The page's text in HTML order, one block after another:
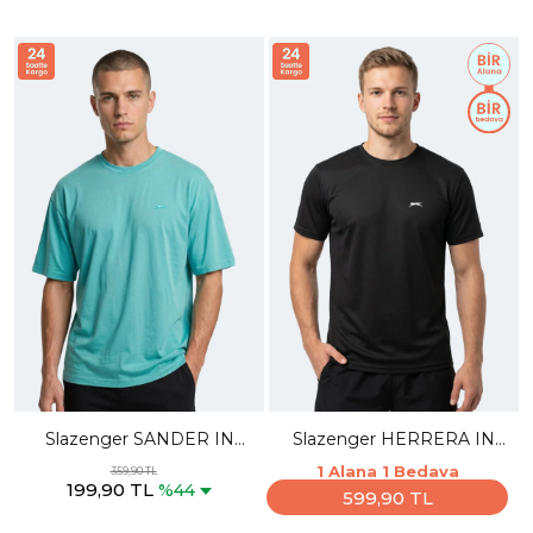
Slazenger SANDER IN
Erkek Koyu Yeşil Tişört
359,90 TL
199,90 TL %44
Slazenger HERRERA IN
Erkek Siyah Tişört
1 Alana 1 Bedava
599,90 TL